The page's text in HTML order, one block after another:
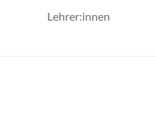
Lehrer:innen